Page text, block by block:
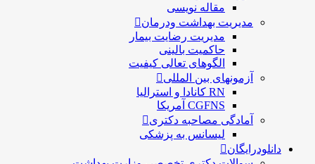
مقاله نویسی
مدیریت بهداشت ودرمان
مديريت رضايت بيمار
حاكميت بالينی
الگوهای تعالی کيفيت
آزمونهای بین المللی
RN کانادا و استرالیا
CGFNS آمریکا
آمادگی مصاحبه دکتری
لیسانس به پزشکی
دانلودرایگان